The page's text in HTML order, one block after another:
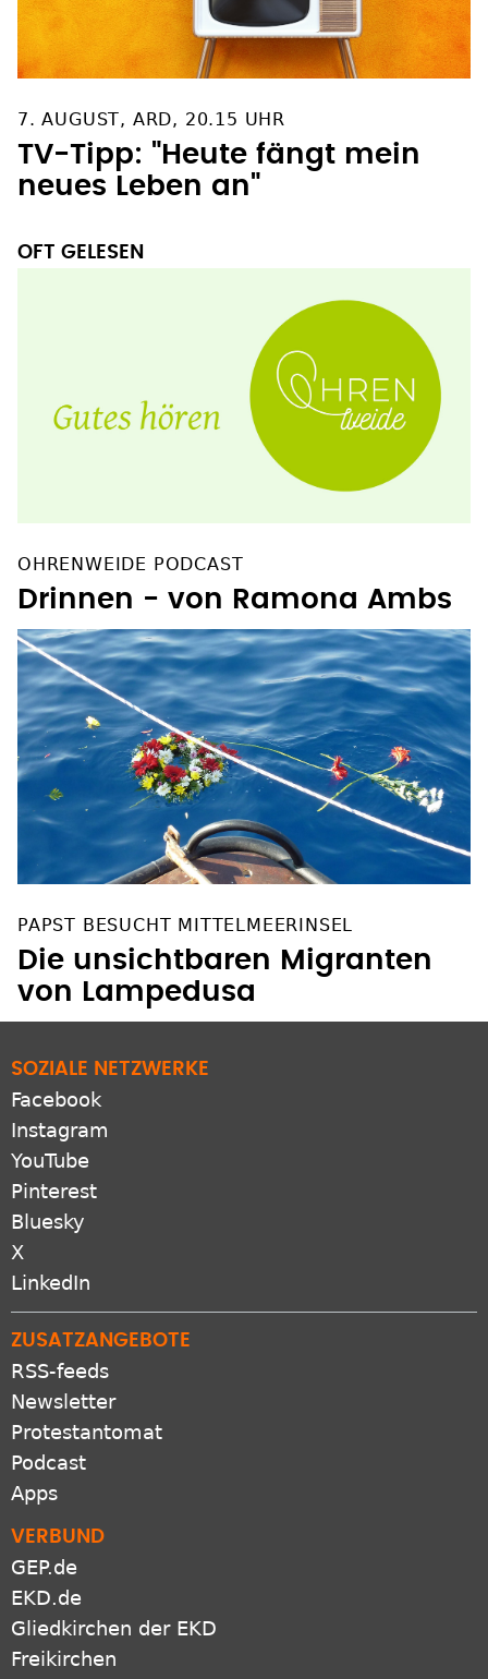
7. AUGUST, ARD, 20.15 UHR
TV-Tipp: "Heute fängt mein
neues Leben an"
OFT GELESEN
OHRENWEIDE PODCAST
Drinnen - von Ramona Ambs
PAPST BESUCHT MITTELMEERINSEL
Die unsichtbaren Migranten
von Lampedusa
SOZIALE NETZWERKE
Facebook
Instagram
YouTube
Pinterest
Bluesky
X
LinkedIn
ZUSATZANGEBOTE
RSS-feeds
Newsletter
Protestantomat
Podcast
Apps
VERBUND
GEP.de
EKD.de
Gliedkirchen der EKD
Freikirchen